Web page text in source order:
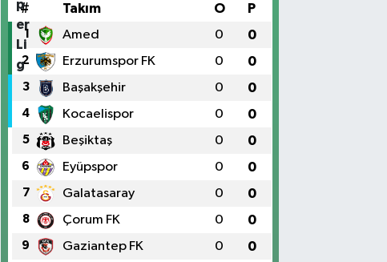
# Takım O P
1 Amed 0 0
2 Erzurumspor FK 0 0
3 Başakşehir 0 0
4 Kocaelispor 0 0
5 Beşiktaş 0 0
6 Eyüpspor 0 0
7 Galatasaray 0 0
8 Çorum FK 0 0
9 Gaziantep FK 0 0